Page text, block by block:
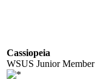
Cassiopeia
WSUS Junior Member